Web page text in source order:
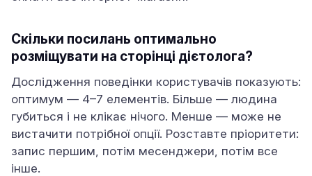
Скільки посилань оптимально
розміщувати на сторінці дієтолога?
Дослідження поведінки користувачів показують:
оптимум — 4–7 елементів. Більше — людина
губиться і не клікає нічого. Менше — може не
вистачити потрібної опції. Розставте пріоритети:
запис першим, потім месенджери, потім все
інше.